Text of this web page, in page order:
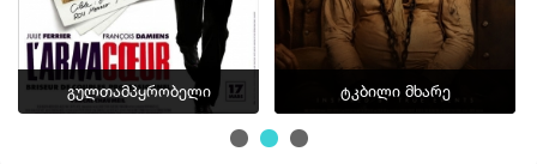
გულთამპყრობელი ტკბილი მხარე